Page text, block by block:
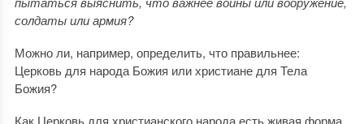
солдаты или армия?
Можно ли, например, определить, что правильнее:
Церковь для народа Божия или христиане для Тела
Божия?
Как Церковь для христианского народа есть живая форма